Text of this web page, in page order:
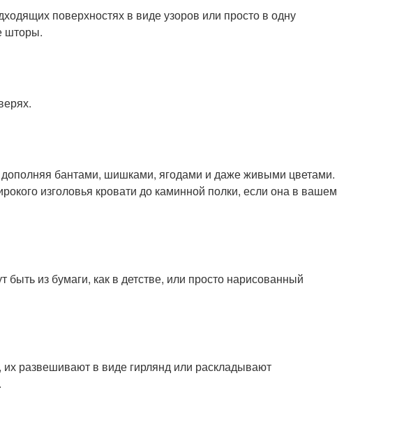
поверхностях в виде узоров или просто в одну
шторы.
бантами, шишками, ягодами и даже живыми цветами.
изголовья кровати до каминной полки, если она в вашем
быть из бумаги, как в детстве, или просто нарисованный
развешивают в виде гирлянд или раскладывают